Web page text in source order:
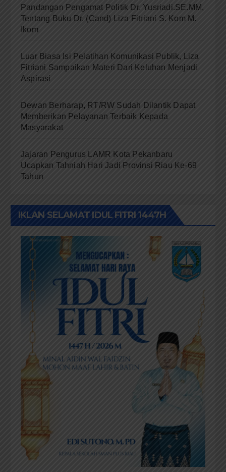
Pandangan Pengamat Politik Dr. Yusriadi.SE.MM,
Tentang Buku Dr. (Cand) Liza Fitriani S. Kom M.
Ikom
Luar Biasa Isi Pelatihan Komunikasi Publik, Liza
Fitriani Sampaikan Materi Dari Keluhan Menjadi
Aspirasi
Dewan Berharap, RT/RW Sudah Dilantik Dapat
Memberikan Pelayanan Terbaik Kepada
Masyarakat
Jajaran Pengurus LAMR Kota Pekanbaru
Ucapkan Tahniah Hari Jadi Provinsi Riau Ke-69
Tahun
IKLAN SELAMAT IDUL FITRI 1447H